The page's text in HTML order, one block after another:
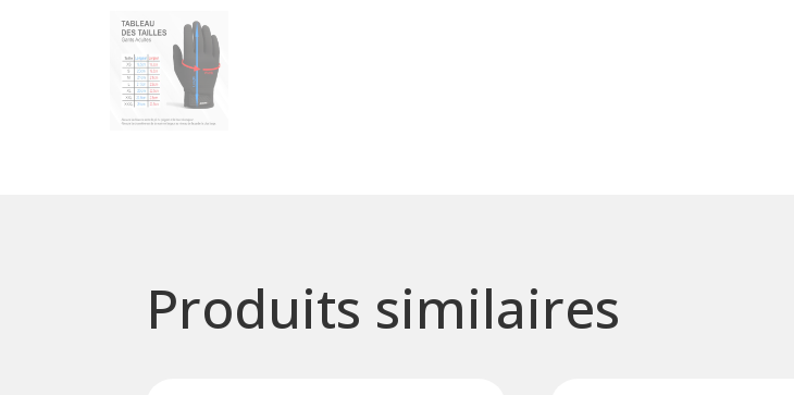
Produits similaires